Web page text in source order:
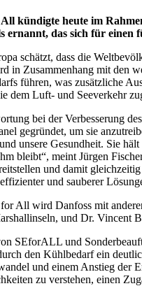
kündigte heute im
ernannt, das sich für
schätzt, dass die
in Zusammenhang mit den
führen, was zusätzliche
dem Luft- und Seeverkehr
bei der Verbesserung
gegründet, um sie
unsere Gesundheit. Sie
bleibt“, meint Jürgen
und damit
und sauberer
All wird Danfoss mit
und Dr. Vincent
SEforALL und
den Kühlbedarf ein
und einem Anstieg der
zu verstehen, einen